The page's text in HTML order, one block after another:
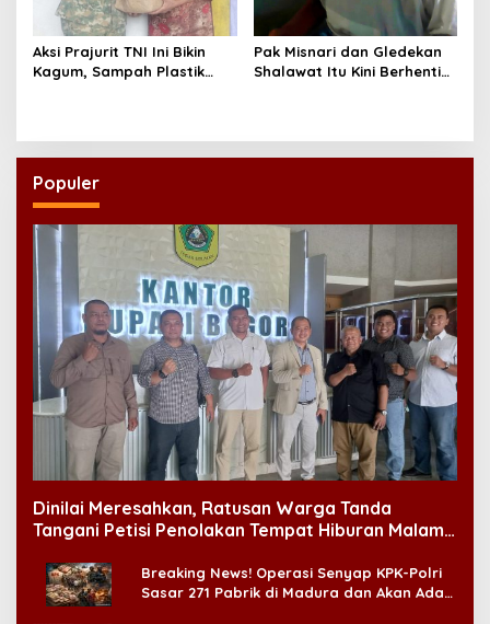
Aksi Prajurit TNI Ini Bikin
Kagum, Sampah Plastik
Pak Misnari dan Gledekan
Shalawat Itu Kini Berhenti
Populer
Dinilai Meresahkan, Ratusan Warga Tanda
Tangani Petisi Penolakan Tempat Hiburan Malam
Breaking News! Operasi Senyap KPK-Polri
Sasar 271 Pabrik di Madura dan Akan Ada